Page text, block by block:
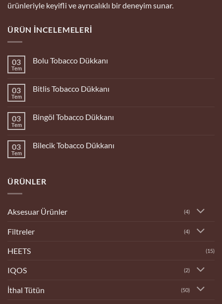
ürünleriyle keyifli ve ayrıcalıklı bir deneyim sunar.
ÜRÜN İNCELEMELERI
03
Tem
Bolu Tobacco Dükkanı
Tobacco
03
Tem
Bitlis Tobacco Dükkanı
Tobacco
03
Tem
Bingöl Tobacco Dükkanı
Tobacco
03
Tem
Bilecik Tobacco Dükkanı
Dükkanı
ÜRÜNLER
Aksesuar Ürünler (4)
Filtreler (4)
HEETS (15)
IQOS (2)
İthal Tütün (50)